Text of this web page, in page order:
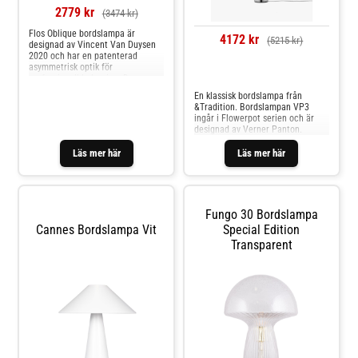
2779 kr (3474 kr)
Läs mer här
Flos Oblique bordslampa är
designad av Vincent Van Duysen
2020 och har en patenterad
asymmetrisk optik för
av kompati
4172 kr (5215 kr)
Läs mer här
En klassisk bordslampa från
&Tradition. Bordslampan VP3
ingår i Flowerpot serien och är
designad av Verner Panton.
Cannes Bordslampa Vit
Fungo 30 Bordslampa
Special Edition
Transparent